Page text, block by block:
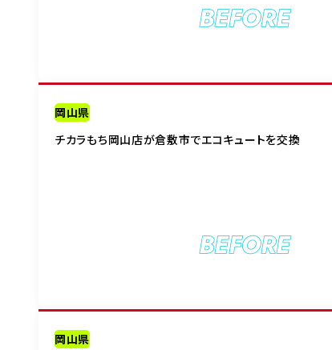
BEFORE
岡山県
チカラもち岡山店が倉敷市でエコキュートを交換
BEFORE
岡山県